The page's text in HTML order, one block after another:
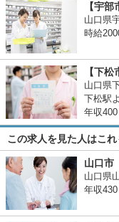
【宇
山口県
時給
【下
山口県
下松駅
年収
この求人を見た人はこ
山口市
山口県
年収